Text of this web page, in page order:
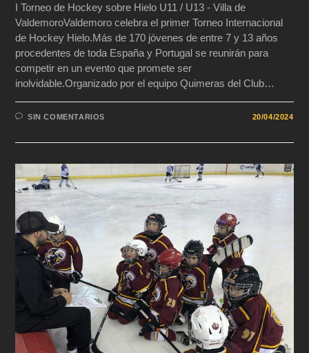
I Torneo de Hockey sobre Hielo U11 / U13 - Villa de
ValdemoroValdemoro celebra el primer Torneo Internacional
de Hockey Hielo.Más de 170 jóvenes de entre 7 y 13 años
procedentes de toda España y Portugal se reunirán para
competir en un evento que promete ser
inolvidable.Organizado por el equipo Quimeras del Club…
SIN COMENTARIOS 20/04/2024